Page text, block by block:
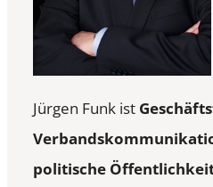
Jürgen Funk ist
politische